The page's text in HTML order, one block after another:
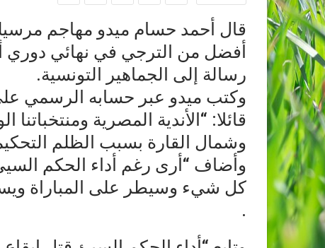
قال أحمد حسام ميدو مهاجم
أفضل من الترجي في نهائي دوري
رسالة إلى الجماهير التونسية.
وكتب ميدو عبر حسابه الرسمي
قائلا: “الأندية المصرية
وشمال القارة بسبب الظلم
وأضاف “أرى رغم أداء الحكم
كل شيء وسيطر على المباراة
.